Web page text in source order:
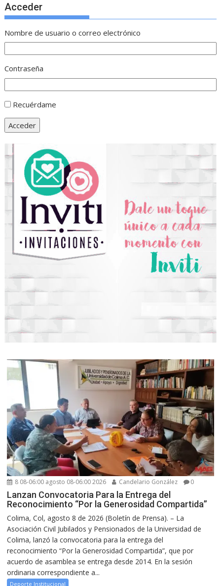
Acceder
Nombre de usuario o correo electrónico
Contraseña
Recuérdame
Acceder
8 08-06:00 agosto 08-06:00 2026 Candelario González 0
Lanzan Convocatoria Para la Entrega del
Reconocimiento “Por la Generosidad Compartida”
Colima, Col, agosto 8 de 2026 (Boletín de Prensa). – La
Asociación Civil Jubilados y Pensionados de la Universidad de
Colima, lanzó la convocatoria para la entrega del
reconocimiento “Por la Generosidad Compartida”, que por
acuerdo de asamblea se entrega desde 2014. En la sesión
ordinaria correspondiente a...
Deporte Institucional